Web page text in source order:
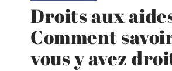
Droits aux
Comment
vous y avez